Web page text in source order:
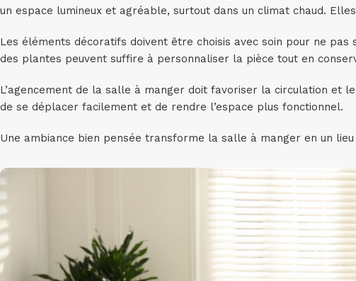
un espace lumineux et agréable, surtout dans un climat chaud.
Les éléments décoratifs doivent être choisis avec soin pour ne
des plantes peuvent suffire à personnaliser la pièce tout en
L’agencement de la salle à manger doit favoriser la circulation et
de se déplacer facilement et de rendre l’espace plus fonctionnel.
Une ambiance bien pensée transforme la salle à manger en un